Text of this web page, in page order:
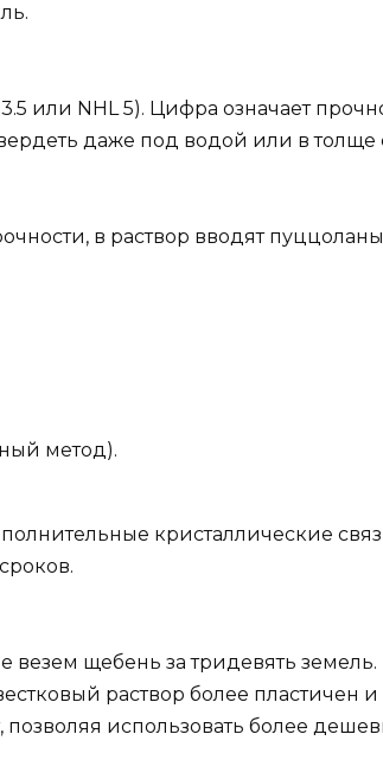
или NHL 5). Цифра означает
даже под водой или в толще
в раствор вводят
метод).
кристаллические
везем щебень за тридевять
раствор более пластичен
использовать более